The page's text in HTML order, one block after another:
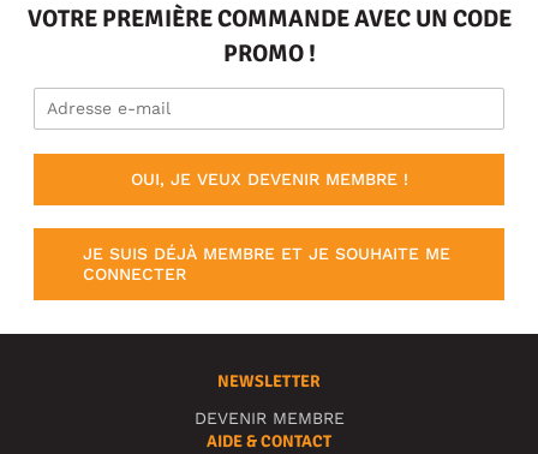
VOTRE PREMIÈRE COMMANDE AVEC UN CODE
PROMO !
OUI, JE VEUX DEVENIR MEMBRE !
JE SUIS DÉJÀ MEMBRE ET JE SOUHAITE ME
CONNECTER
NEWSLETTER
DEVENIR MEMBRE
AIDE & CONTACT